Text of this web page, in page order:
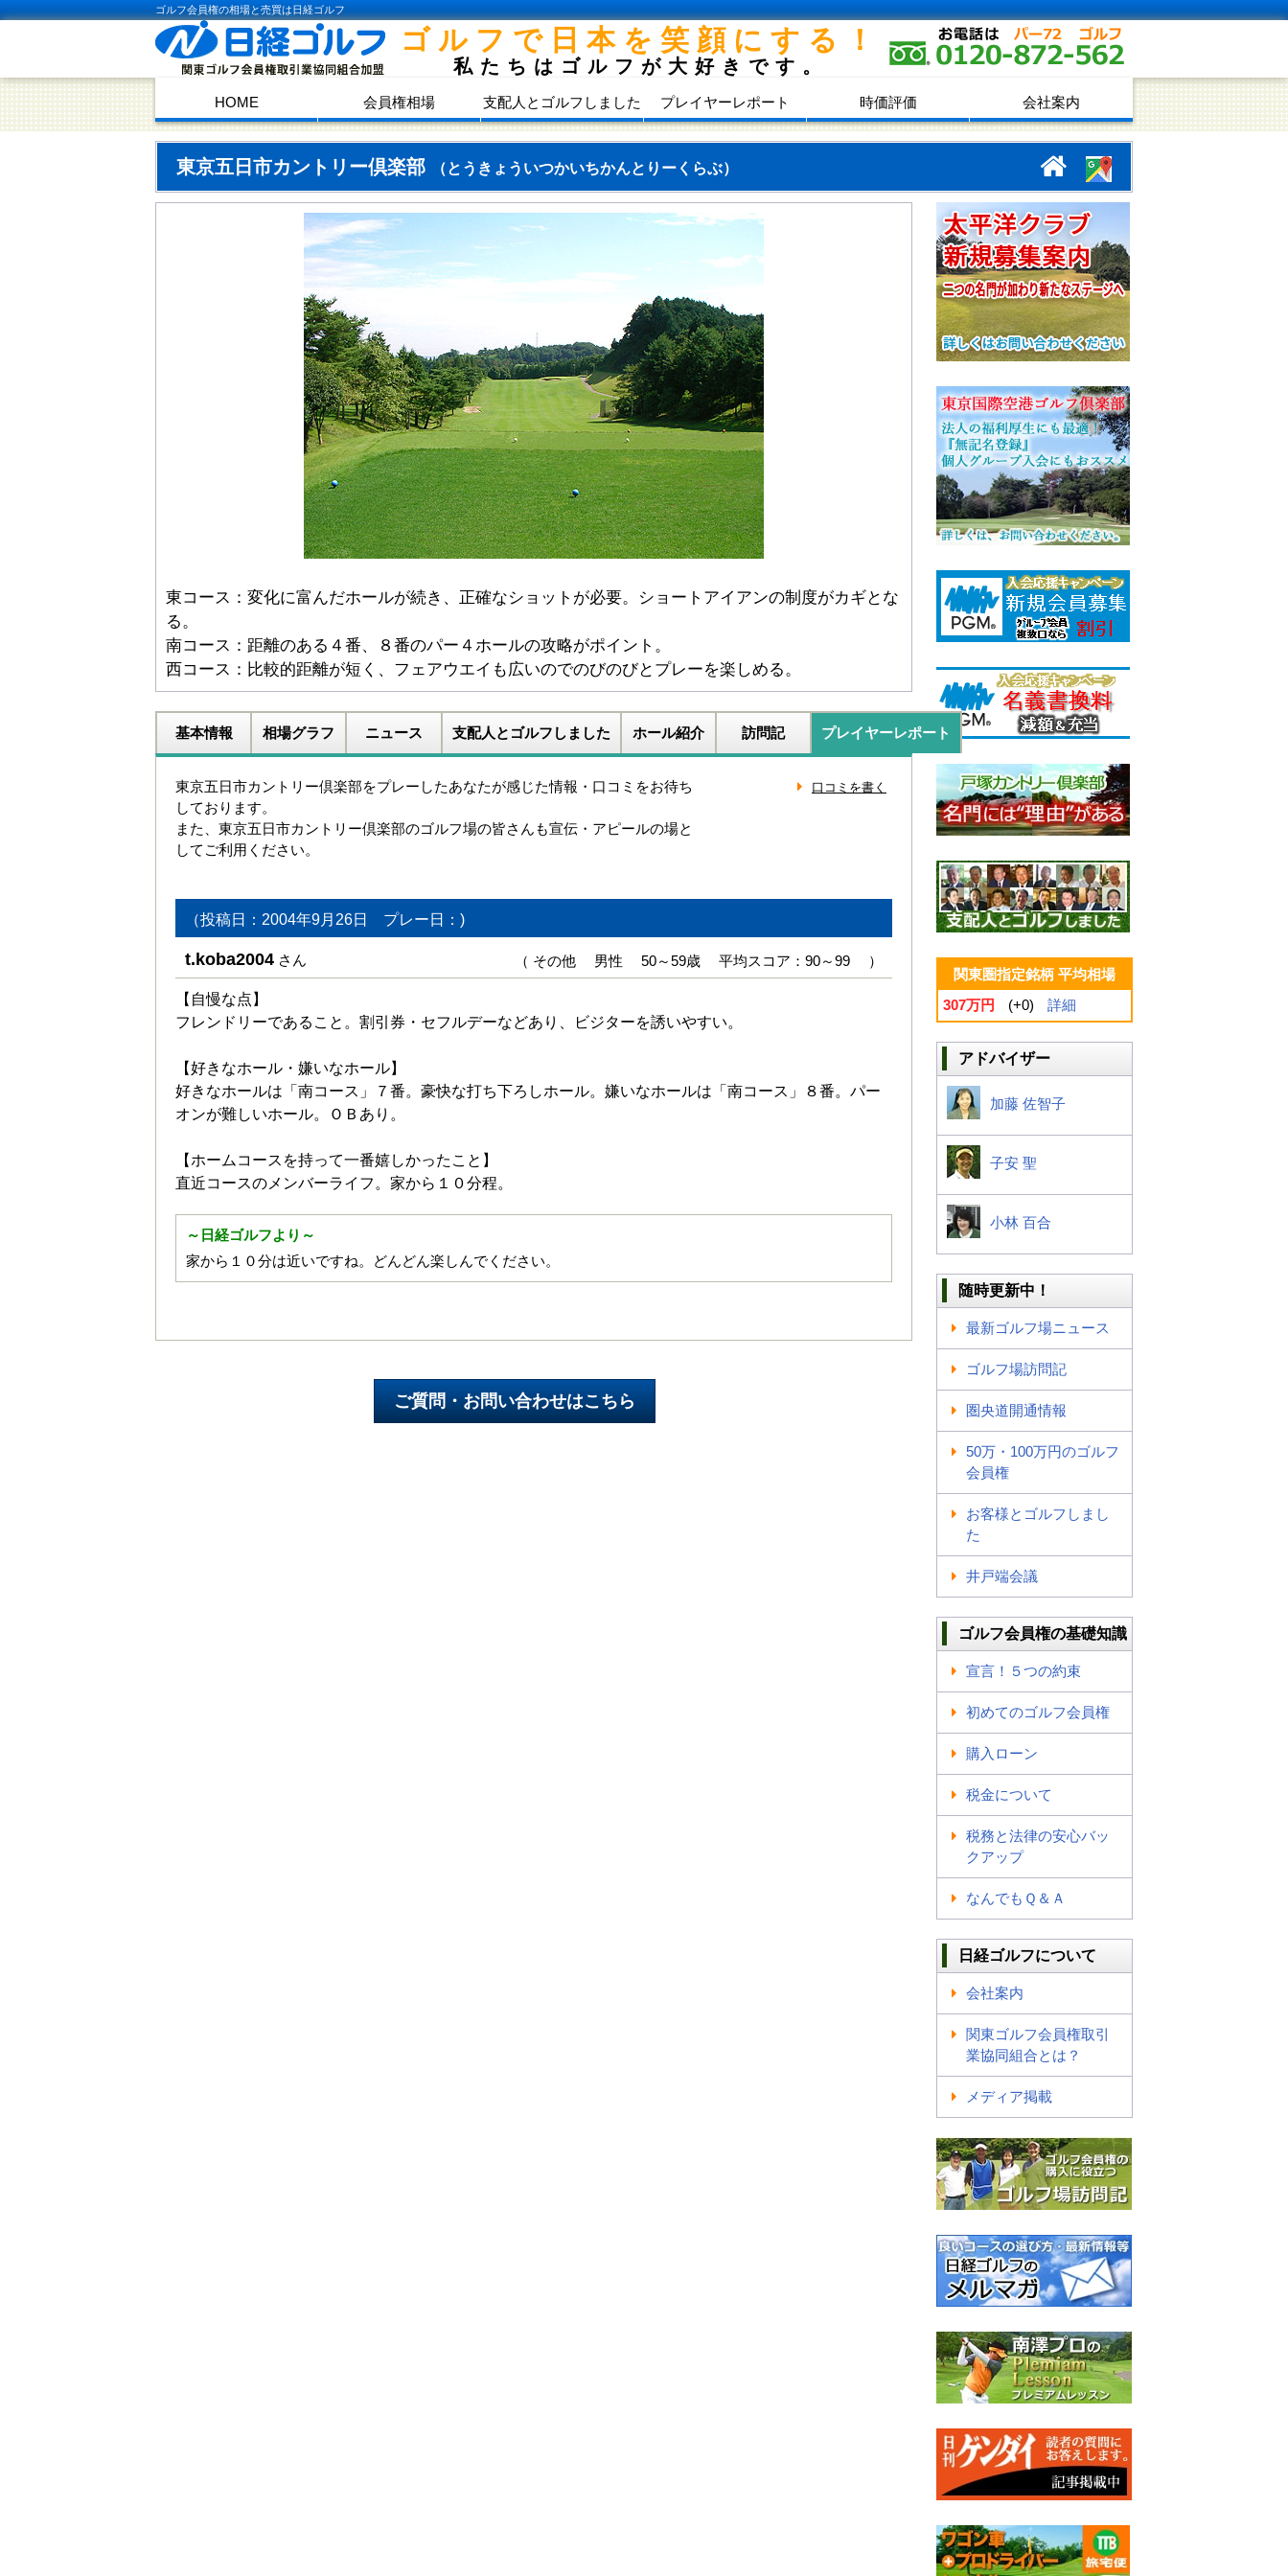
ゴルフ会員権の相場と売買は日経ゴルフ
ゴルフで日本を笑顔にする！
私たちはゴルフが大好きです。
HOME 会員権相場 支配人とゴルフしました プレイヤーレポート 時価評価 会社案内
東京五日市カントリー倶楽部 （とうきょういつかいちかんとりーくらぶ）
東コース：変化に富んだホールが続き、正確なショットが必要。ショートアイアンの制度がカギとな
る。
南コース：距離のある４番、８番のパー４ホールの攻略がポイント。
西コース：比較的距離が短く、フェアウエイも広いのでのびのびとプレーを楽しめる。
基本情報 相場グラフ ニュース 支配人とゴルフしました ホール紹介 訪問記 プレイヤーレポート
東京五日市カントリー倶楽部をプレーしたあなたが感じた情報・口コミをお待ち
しております。
また、東京五日市カントリー倶楽部のゴルフ場の皆さんも宣伝・アピールの場と
してご利用ください。
（投稿日：2004年9月26日 プレー日：)
t.koba2004 さん （ その他 男性 50～59歳 平均スコア：90～99 ）
【自慢な点】
フレンドリーであること。割引券・セフルデーなどあり、ビジターを誘いやすい。
【好きなホール・嫌いなホール】
好きなホールは「南コース」７番。豪快な打ち下ろしホール。嫌いなホールは「南コース」８番。パー
オンが難しいホール。ＯＢあり。
【ホームコースを持って一番嬉しかったこと】
直近コースのメンバーライフ。家から１０分程。
～日経ゴルフより～
家から１０分は近いですね。どんどん楽しんでください。
関東圏指定銘柄 平均相場
307万円
(+0) 詳細
アドバイザー
加藤 佐智子
子安 聖
小林 百合
随時更新中！
最新ゴルフ場ニュース
ゴルフ場訪問記
圏央道開通情報
50万・100万円のゴルフ
会員権
お客様とゴルフしまし
た
井戸端会議
ゴルフ会員権の基礎知識
宣言！５つの約束
初めてのゴルフ会員権
購入ローン
税金について
税務と法律の安心バッ
クアップ
なんでもＱ＆Ａ
日経ゴルフについて
会社案内
関東ゴルフ会員権取引
業協同組合とは？
メディア掲載